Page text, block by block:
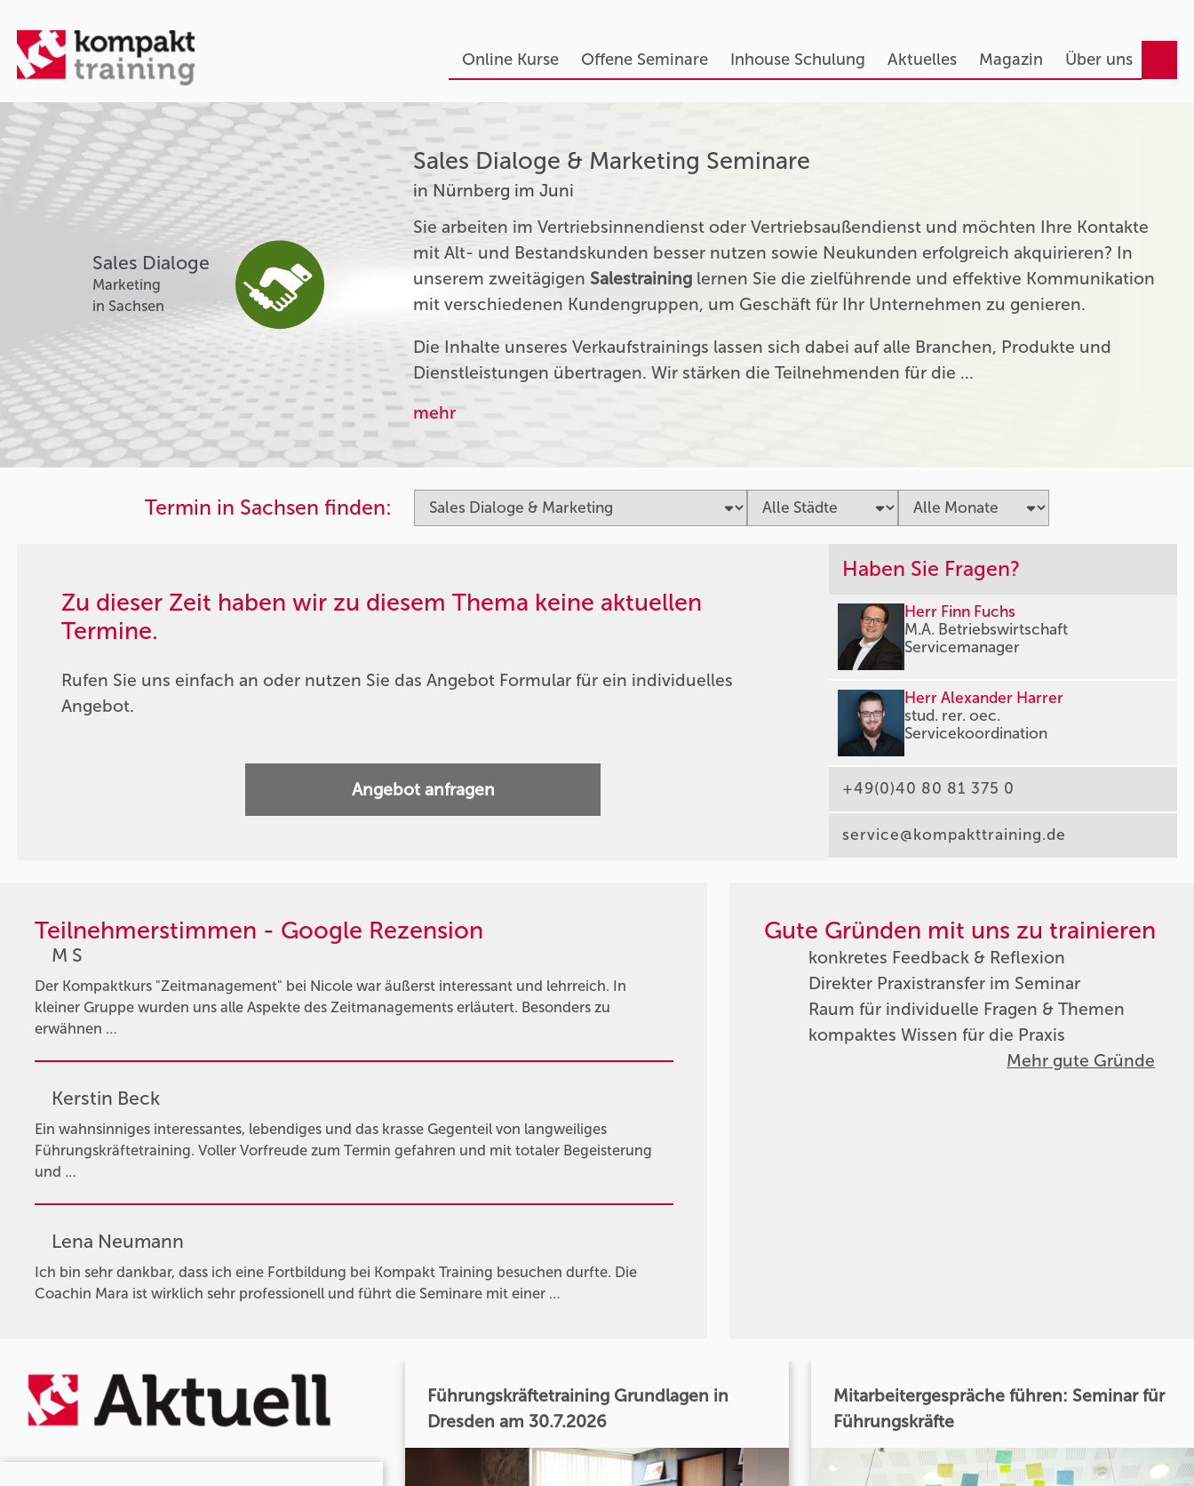
Online Kurse Offene Seminare Inhouse Schulung Aktuelles Magazin Über uns
Sales Dialoge
Marketing
in Sachsen
Sales Dialoge & Marketing Seminare
in Nürnberg im Juni
Sie arbeiten im Vertriebsinnendienst oder Vertriebsaußendienst und möchten Ihre Kontakte
mit Alt- und Bestandskunden besser nutzen sowie Neukunden erfolgreich akquirieren? In
unserem zweitägigenSalestraining lernen Sie die zielführende und effektive Kommunikation
mit verschiedenen Kundengruppen, um Geschäft für Ihr Unternehmen zu genieren.
Die Inhalte unseres Verkaufstrainings lassen sich dabei auf alle Branchen, Produkte und
Dienstleistungen übertragen. Wir stärken die Teilnehmenden für die …
mehr
Termin in Sachsen finden:
Zu dieser Zeit haben wir zu diesem Thema keine aktuellen
Termine.
Rufen Sie uns einfach an oder nutzen Sie das Angebot Formular für ein individuelles
Angebot.
Angebot anfragen
Haben Sie Fragen?
Herr Finn Fuchs
M.A. Betriebswirtschaft
Servicemanager
Herr Alexander Harrer
stud. rer. oec.
Servicekoordination
+49(0)40 80 81 375 0
service@kompakttraining.de
Teilnehmerstimmen - Google Rezension
M S
Der Kompaktkurs "Zeitmanagement" bei Nicole war äußerst interessant und lehrreich. In
kleiner Gruppe wurden uns alle Aspekte des Zeitmanagements erläutert. Besonders zu
erwähnen …
Kerstin Beck
Ein wahnsinniges interessantes, lebendiges und das krasse Gegenteil von langweiliges
Führungskräftetraining. Voller Vorfreude zum Termin gefahren und mit totaler Begeisterung
und …
Lena Neumann
Ich bin sehr dankbar, dass ich eine Fortbildung bei Kompakt Training besuchen durfte. Die
Coachin Mara ist wirklich sehr professionell und führt die Seminare mit einer …
Gute Gründen mit uns zu trainieren
konkretes Feedback & Reflexion
Direkter Praxistransfer im Seminar
Raum für individuelle Fragen & Themen
kompaktes Wissen für die Praxis
Mehr gute Gründe
Führungskräftetraining Grundlagen in
Dresden am 30.7.2026
Mitarbeitergespräche führen: Seminar für
Führungskräfte